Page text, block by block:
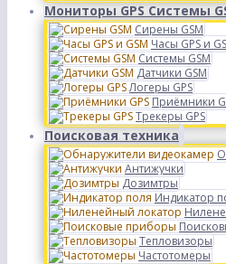
Мониторы GPS Системы
Сирены GSM
Часы GPS и
Системы GSM
Датчики GSM
Логеры GPS
Приёмники
Трекеры GPS
Поисковая техника
Антижучки
Дозимтры
Индикатор
Тепловизоры
Частотомеры